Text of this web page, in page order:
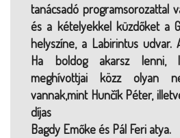
tanácsadó programsorozattal
és a kételyekkel küzdőket a
helyszíne, a Labirintus udvar.
Ha boldog akarsz lenni,
meghívottjai közz olyan
vannak,mint Hunčík Péter,
díjas
Bagdy Emőke és Pál Feri atya.